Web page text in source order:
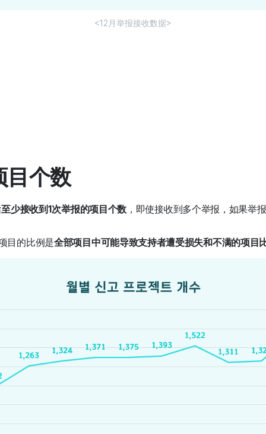
<12月举报接收数据>
目个数
至少接收到1次举报的项目个数 ，即使接收到多个举报，如果举
目的比例是全部项目中可能导致支持者遭受损失和不满的项目